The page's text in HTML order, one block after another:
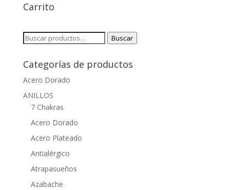
Carrito
Buscar
Buscar
Categorías de productos
Acero Dorado
ANILLOS
7 Chakras
Acero Dorado
Acero Plateado
Antialérgico
Atrapasueños
Azabache